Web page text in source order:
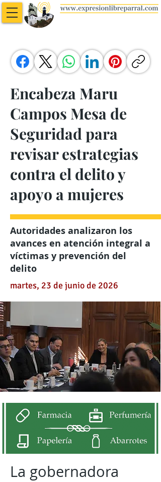
Encabeza Maru
Campos Mesa de
Seguridad para
revisar estrategias
contra el delito y
apoyo a mujeres
Autoridades analizaron los
avances en atención integral a
víctimas y prevención del
delito
martes, 23 de junio de 2026
La gobernadora